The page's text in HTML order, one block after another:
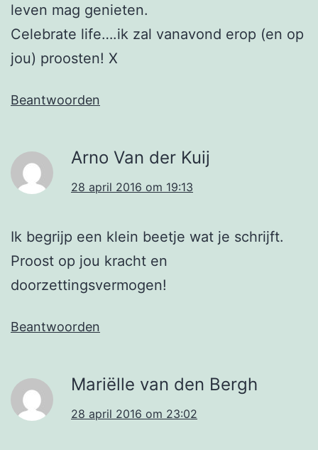
leven mag genieten.
Celebrate life….ik zal vanavond erop (en op
jou) proosten! X
Beantwoorden
Arno Van der Kuij
28 april 2016 om 19:13
Ik begrijp een klein beetje wat je schrijft.
Proost op jou kracht en
doorzettingsvermogen!
Beantwoorden
Mariëlle van den Bergh
28 april 2016 om 23:02